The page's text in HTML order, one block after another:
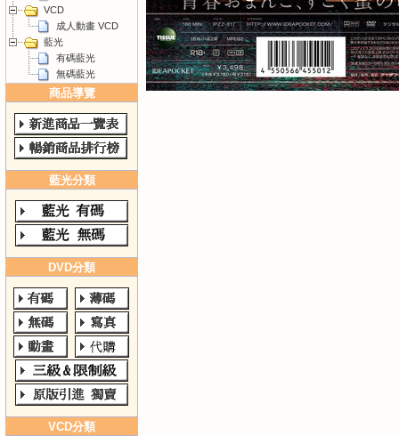
VCD
成人動畫 VCD
藍光
有碼藍光
無碼藍光
商品導覽
藍光分類
DVD分類
VCD分類